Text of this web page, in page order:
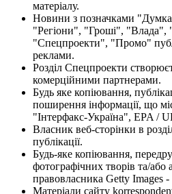
матеріалу.
Новини з позначками
"Регіони", "Гроші",
"Спецпроекти", "Промо"
реклами.
Розділ Спецпроекти
комерційними партнерами.
Будь яке копіювання,
поширення інформації, що
"Інтерфакс-Україна", EPA /
Власник веб-сторінки в
публікації.
Будь-яке копіювання,
фотографічних творів та/або
правовласника Getty Images -
Матеріали сайту